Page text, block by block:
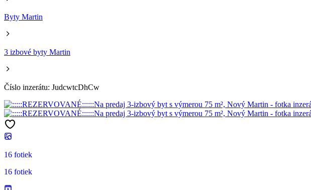
Byty Martin
3 izbové byty Martin
Číslo inzerátu: JudcwtcDhCw
16 fotiek
16 fotiek